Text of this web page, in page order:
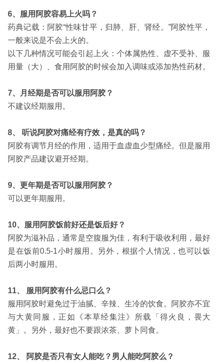
6、服用阿胶容易上火吗？
药典记载：阿胶“性味甘平，归肺、肝、肾经。”阿胶性平，
一般来说是不会上火的。
以下几种情况可能会引起上火：个体属热性、虚不受补、服
用量（大）、食用阿胶的时候会加入调味或添加热性药材。
7、月经期是否可以服用阿胶？
不建议经期服用。
8、 听说阿胶对痛经有疗效，是真的吗？
阿胶有调节月经的作用，适用于血虚血少型痛经。但是服用
阿胶产品建议避开经期。
9、更年期是否可以服用阿胶？
可以更年期服用。
10、服用阿胶饭前好还是饭后好？
阿胶为滋补品，通常是空腹服为佳，有利于吸收利用，最好
是在饭前0.5-1小时服用。另外，根据个人情况，也可以饭
后两小时服用。
11、 服用阿胶有什么忌口么？
服用阿胶时避免过于油腻、辛辣、生冷的饮食。阿胶亦不宜
与大黄同服，正如《本草经集注》所载「得火良，畏大
黄」。另外，最好也不要跟浓茶、萝卜同食。
12、 阿胶是否只有女人能吃？男人能吃阿胶么？